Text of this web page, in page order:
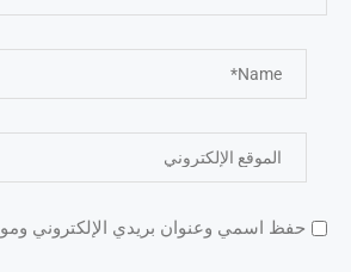
حفظ اسمي وعنوان بريدي الإلكتروني